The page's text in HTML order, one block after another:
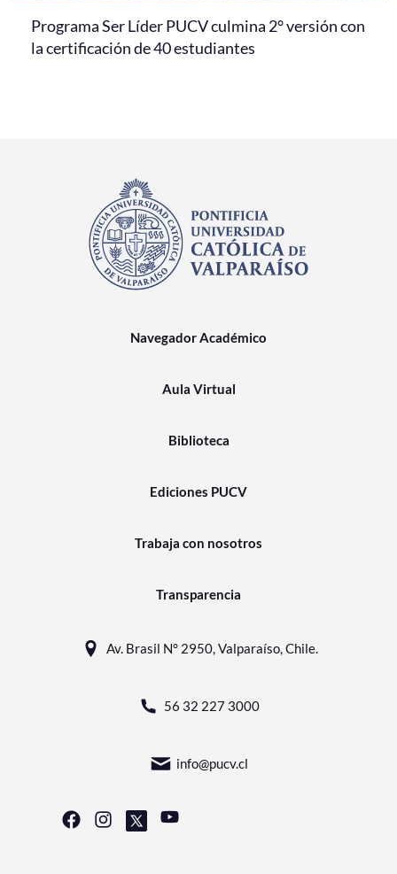
Programa Ser Líder PUCV culmina 2° versión con
la certificación de 40 estudiantes
Navegador Académico
Aula Virtual
Biblioteca
Ediciones PUCV
Trabaja con nosotros
Transparencia
Av. Brasil N° 2950, Valparaíso, Chile.
56 32 227 3000
info@pucv.cl